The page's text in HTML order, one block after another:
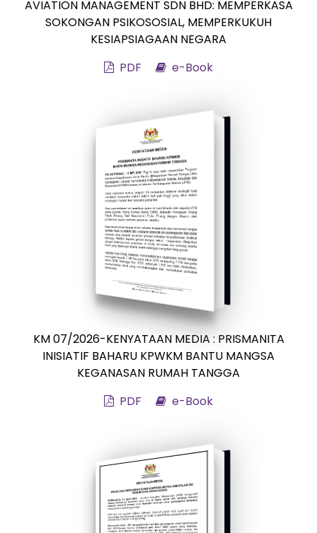
AVIATION MANAGEMENT SDN BHD: MEMPERKASA
SOKONGAN PSIKOSOSIAL, MEMPERKUKUH
KESIAPSIAGAAN NEGARA
PDF
e-Book
KM 07/2026-KENYATAAN MEDIA : PRISMANITA
INISIATIF BAHARU KPWKM BANTU MANGSA
KEGANASAN RUMAH TANGGA
PDF
e-Book